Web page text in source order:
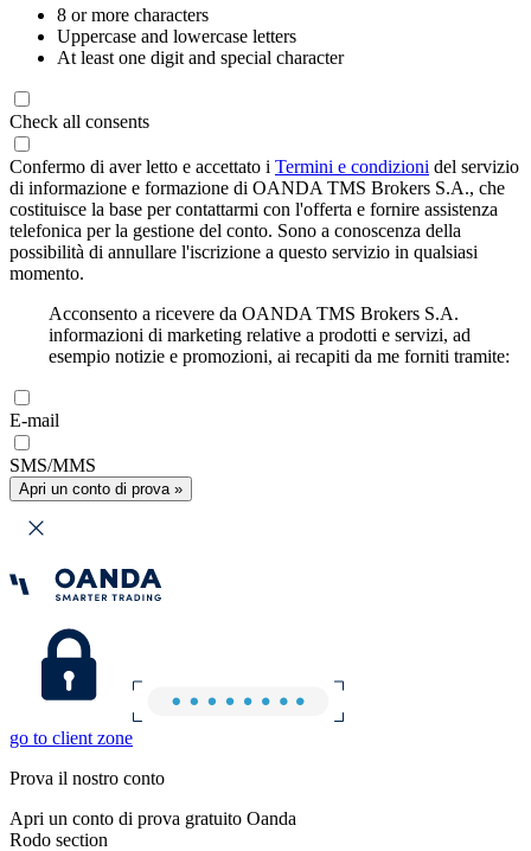
8 or more characters
Uppercase and lowercase letters
At least one digit and special character
Check all consents
Confermo di aver letto e accettato i Termini e condizioni del servizio
di informazione e formazione di OANDA TMS Brokers S.A., che
costituisce la base per contattarmi con l'offerta e fornire assistenza
telefonica per la gestione del conto. Sono a conoscenza della
possibilità di annullare l'iscrizione a questo servizio in qualsiasi
momento.
Acconsento a ricevere da OANDA TMS Brokers S.A.
informazioni di marketing relative a prodotti e servizi, ad
esempio notizie e promozioni, ai recapiti da me forniti tramite:
E-mail
SMS/MMS
Apri un conto di prova »
go to client zone
Prova il nostro conto
Apri un conto di prova gratuito Oanda
Rodo section